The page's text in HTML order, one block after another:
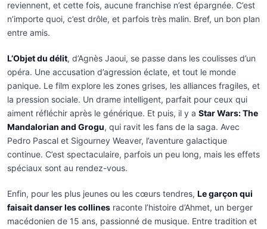
reviennent, et cette fois, aucune franchise n’est épargnée. C’est
n’importe quoi, c’est drôle, et parfois très malin. Bref, un bon plan
entre amis.
L’Objet du délit, d’Agnès Jaoui, se passe dans les coulisses d’un
opéra. Une accusation d’agression éclate, et tout le monde
panique. Le film explore les zones grises, les alliances fragiles, et
la pression sociale. Un drame intelligent, parfait pour ceux qui
aiment réfléchir après le générique. Et puis, il y a Star Wars: The
Mandalorian and Grogu, qui ravit les fans de la saga. Avec
Pedro Pascal et Sigourney Weaver, l’aventure galactique
continue. C’est spectaculaire, parfois un peu long, mais les effets
spéciaux sont au rendez-vous.
Enfin, pour les plus jeunes ou les cœurs tendres, Le garçon qui
faisait danser les collines raconte l’histoire d’Ahmet, un berger
macédonien de 15 ans, passionné de musique. Entre tradition et